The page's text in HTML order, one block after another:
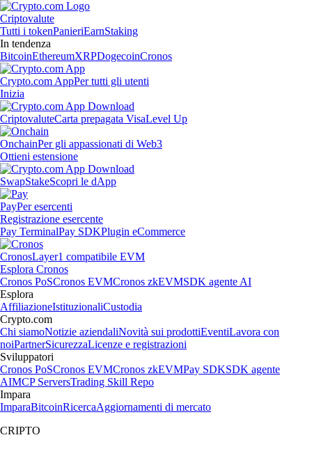
Criptovalute
Tutti i tokenPanieriEarnStaking
In tendenza
BitcoinEthereumXRPDogecoinCronos
Crypto.com AppPer tutti gli utenti
Inizia
CriptovaluteCarta prepagata VisaLevel Up
OnchainPer gli appassionati di Web3
Ottieni estensione
SwapStakeScopri le dApp
PayPer esercenti
Registrazione esercente
Pay TerminalPay SDKPlugin eCommerce
CronosLayer1 compatibile EVM
Esplora Cronos
Cronos PoSCronos EVMCronos zkEVMSDK agente AI
Esplora
AffiliazioneIstituzionaliCustodia
Crypto.com
Chi siamoNotizie aziendaliNovità sui prodottiEventiLavora con
noiPartnerSicurezzaLicenze e registrazioni
Sviluppatori
Cronos PoSCronos EVMCronos zkEVMPay SDKSDK agente
AIMCP ServersTrading Skill Repo
Impara
ImparaBitcoinRicercaAggiornamenti di mercato
CRIPTO